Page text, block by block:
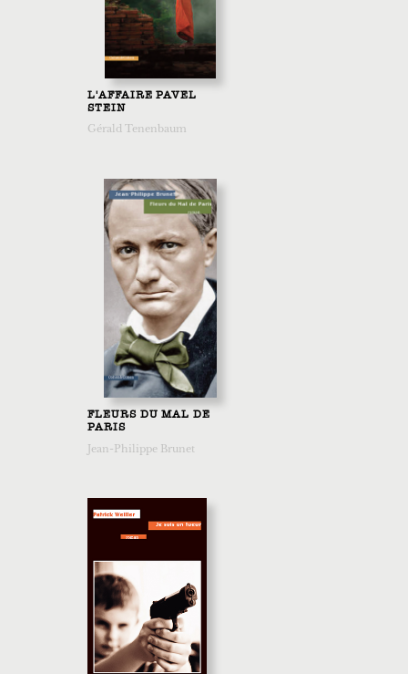
L'AFFAIRE PAVEL
STEIN
Gérald Tenenbaum
FLEURS DU MAL DE
PARIS
Jean-Philippe Brunet